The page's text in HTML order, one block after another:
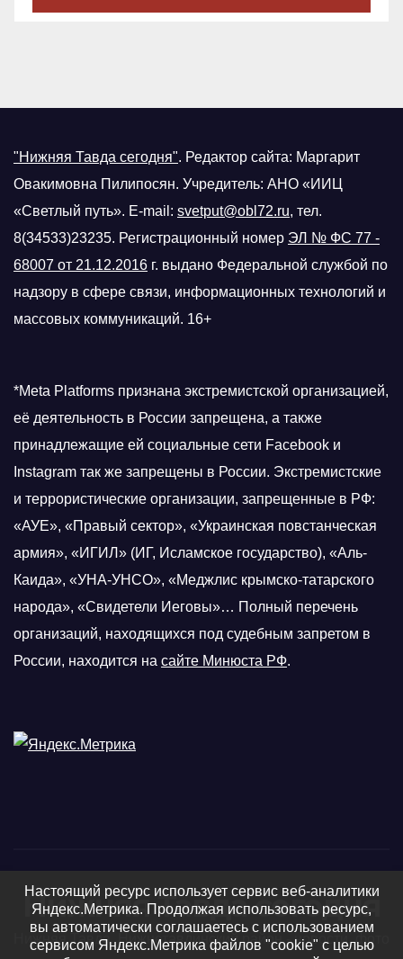
"Нижняя Тавда сегодня". Редактор сайта: Маргарит
Овакимовна Пилипосян. Учредитель: АНО «ИИЦ
«Светлый путь». E-mail: svetput@obl72.ru, тел.
8(34533)23235. Регистрационный номер ЭЛ № ФС 77 -
68007 от 21.12.2016 г. выдано Федеральной службой по
надзору в сфере связи, информационных технологий и
массовых коммуникаций. 16+
*Meta Platforms признана экстремистской организацией,
её деятельность в России запрещена, а также
принадлежащие ей социальные сети Facebook и
Instagram так же запрещены в России. Экстремистские
и террористические организации, запрещенные в РФ:
«АУЕ», «Правый сектор», «Украинская повстанческая
армия», «ИГИЛ» (ИГ, Исламское государство), «Аль-
Каида», «УНА-УНСО», «Меджлис крымско-татарского
народа», «Свидетели Иеговы»… Полный перечень
организаций, находящихся под судебным запретом в
России, находится на сайте Минюста РФ.
Нижняя Тавда сегодня
Нижняя Тавда, Нижнетавдинский район - новости, фото
Настоящий ресурс использует сервис веб-аналитики
Яндекс.Метрика. Продолжая использовать ресурс,
вы автоматически соглашаетесь с использованием
сервисом Яндекс.Метрика файлов "cookie" с целью